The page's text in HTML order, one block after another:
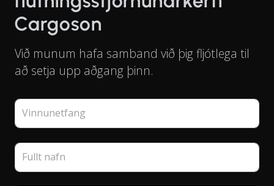
Cargoson
Við munum hafa samband við þig fljótlega til
að setja upp aðgang þinn.
Vinnunetfang
Fullt nafn